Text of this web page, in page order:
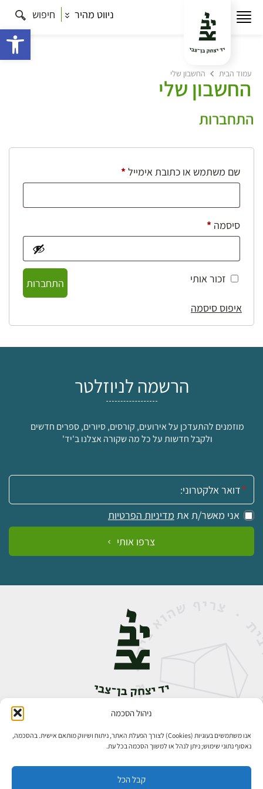
ניהול הסכמה
אנו משתמשים בעוגיות (Cookies) לצורך הפעלת האתר, ניתוח ושיווק מותאם אישית. בהסכמה,
נאסוף נתוני שימוש; ניתן לנהל או למשוך הסכמה בכל עת.
קבל הכל
ניווט מהיר חיפוש
עמוד הבית החשבון שלי
החשבון שלי
התחברות
שם משתמש או כתובת אימייל*חובה
סיסמה *חובה
זכור אותי
התחברות
איפוס סיסמה
הרשמה לניוזלטר
מוזמנים להתעדכן על אירועים, קורסים, סיורים, ספרים חדשים
ולקבל חדשות על כל מה שקורה אצלנו ב'יד'
אימייל:
אני מאשר/ת את מדיניות הפרטיות
צרפו אותי
אבן גבירול 14, רחביה, ירושלים